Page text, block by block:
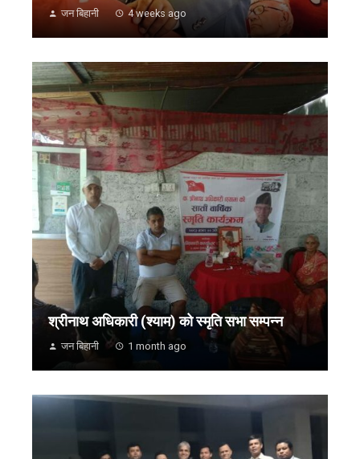
जन बिहानी 4 weeks ago
श्रीनाथ अधिकारी (श्याम) को स्मृति सभा सम्पन्न
जन बिहानी 1 month ago